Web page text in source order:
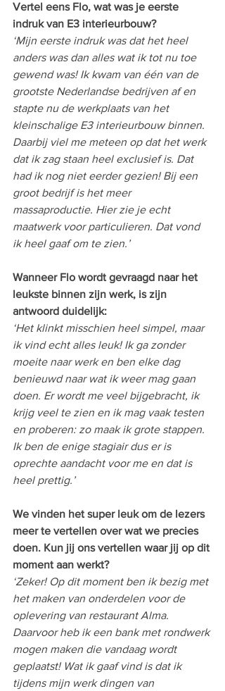
Vertel eens Flo, wat was je eerste
indruk van E3 interieurbouw?
‘Mijn eerste indruk was dat het heel
anders was dan alles wat ik tot nu toe
gewend was! Ik kwam van één van de
grootste Nederlandse bedrijven af en
stapte nu de werkplaats van het
kleinschalige E3 interieurbouw binnen.
Daarbij viel me meteen op dat het werk
dat ik zag staan heel exclusief is. Dat
had ik nog niet eerder gezien! Bij een
groot bedrijf is het meer
massaproductie. Hier zie je echt
maatwerk voor particulieren. Dat vond
ik heel gaaf om te zien.’
Wanneer Flo wordt gevraagd naar het
leukste binnen zijn werk, is zijn
antwoord duidelijk:
‘Het klinkt misschien heel simpel, maar
ik vind echt alles leuk! Ik ga zonder
moeite naar werk en ben elke dag
benieuwd naar wat ik weer mag gaan
doen. Er wordt me veel bijgebracht, ik
krijg veel te zien en ik mag vaak testen
en proberen: zo maak ik grote stappen.
Ik ben de enige stagiair dus er is
oprechte aandacht voor me en dat is
heel prettig.’
We vinden het super leuk om de lezers
meer te vertellen over wat we precies
doen. Kun jij ons vertellen waar jij op dit
moment aan werkt?
‘Zeker! Op dit moment ben ik bezig met
het maken van onderdelen voor de
oplevering van restaurant Alma.
Daarvoor heb ik een bank met rondwerk
mogen maken die vandaag wordt
geplaatst! Wat ik gaaf vind is dat ik
tijdens mijn werk dingen van